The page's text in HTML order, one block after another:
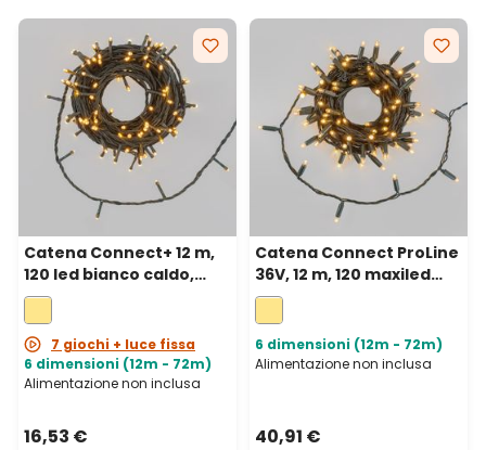
Catena Connect+ 12 m,
120 led bianco caldo,
cavo verde,
prolungabile
7 giochi + luce fissa
6 dimensioni (12m - 72m)
Alimentazione non inclusa
16,53 €
Catena Connect ProLine
36V, 12 m, 120 maxiled
bianco caldo, cavo
verde, prolungabile
6 dimensioni (12m - 72m)
Alimentazione non inclusa
40,91 €